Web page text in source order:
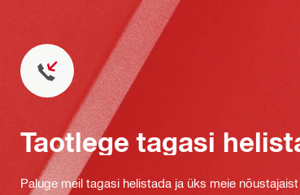
Taotlege tagasi
Paluge meil tagasi helistada ja üks meie